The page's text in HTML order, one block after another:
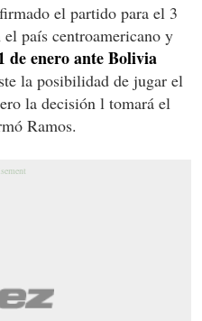
el partido para el 3
país centroamericano y
de enero ante Bolivia
la posibilidad de jugar el
la decisión l tomará el
Ramos.